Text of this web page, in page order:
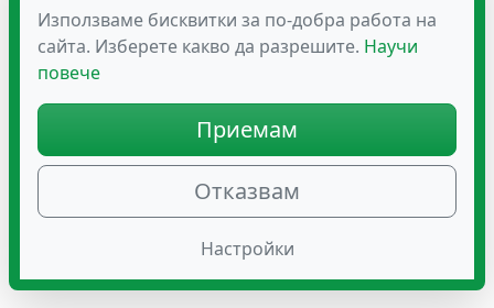
Използваме бисквитки за по-добра работа на
сайта. Изберете какво да разрешите. Научи
повече
Приемам
Отказвам
Настройки